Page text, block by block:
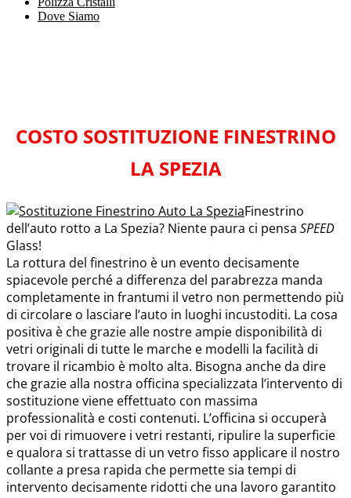
Dove Siamo
COSTO SOSTITUZIONE FINESTRINO
LA SPEZIA
Finestrino
dell’auto rotto a La Spezia? Niente paura ci pensa SPEED
Glass!
La rottura del finestrino è un evento decisamente
spiacevole perché a differenza del parabrezza manda
completamente in frantumi il vetro non permettendo più
di circolare o lasciare l’auto in luoghi incustoditi. La cosa
positiva è che grazie alle nostre ampie disponibilità di
vetri originali di tutte le marche e modelli la facilità di
trovare il ricambio è molto alta. Bisogna anche da dire
che grazie alla nostra officina specializzata l’intervento di
sostituzione viene effettuato con massima
professionalità e costi contenuti. L’officina si occuperà
per voi di rimuovere i vetri restanti, ripulire la superficie
e qualora si trattasse di un vetro fisso applicare il nostro
collante a presa rapida che permette sia tempi di
intervento decisamente ridotti che una lavoro garantito